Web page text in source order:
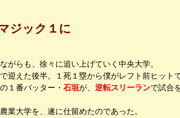
ジック１に
がらも、徐々に追い上げていく中央大学。
で迎えた後半。１死１塁から僕がレフト前ヒット
１番バッター・ 石垣が、 逆転スリーランで試合
業大学を、遂に仕留めたのであった。